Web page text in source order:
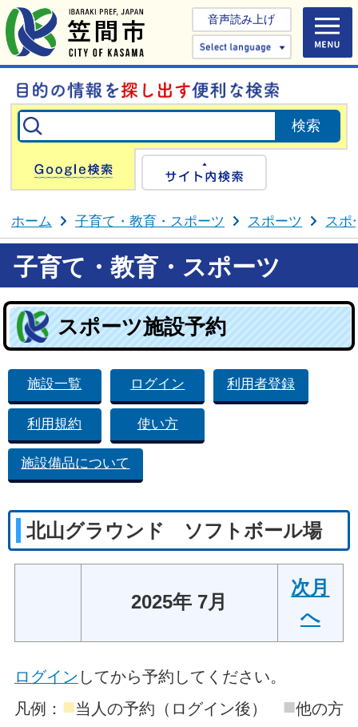
音声読み上げ
Select
Google検索
ホーム 子育て・教育・スポーツ スポーツ スポ
子育て・教育・スポーツ
スポーツ施設予約
施設一覧 ログイン 利用者登録
利用規約 使い方
施設備品について
北山グラウンド ソフトボール場
2025年 7月
次月
へ
ログイン してから予約してください。
凡例： ■当人の予約（ログイン後） ■他の方